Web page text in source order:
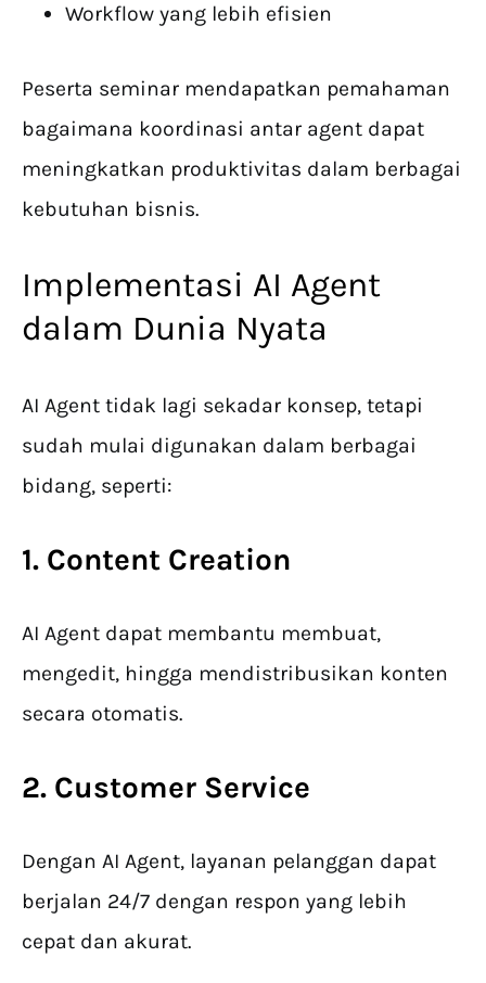
Workflow yang lebih efisien
Peserta seminar mendapatkan pemahaman
bagaimana koordinasi antar agent dapat
meningkatkan produktivitas dalam berbagai
kebutuhan bisnis.
Implementasi AI Agent
dalam Dunia Nyata
AI Agent tidak lagi sekadar konsep, tetapi
sudah mulai digunakan dalam berbagai
bidang, seperti:
1. Content Creation
AI Agent dapat membantu membuat,
mengedit, hingga mendistribusikan konten
secara otomatis.
2. Customer Service
Dengan AI Agent, layanan pelanggan dapat
berjalan 24/7 dengan respon yang lebih
cepat dan akurat.